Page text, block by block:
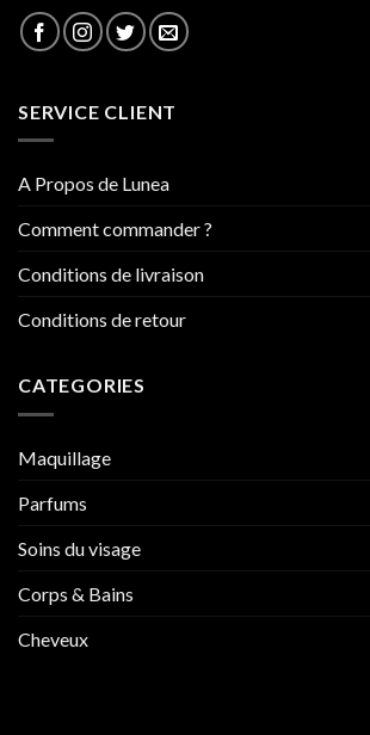
SERVICE CLIENT
A Propos de Lunea
Comment commander ?
Conditions de livraison
Conditions de retour
CATEGORIES
Maquillage
Parfums
Soins du visage
Corps & Bains
Cheveux